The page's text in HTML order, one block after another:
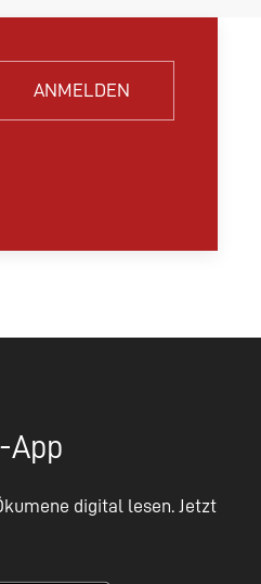
ANMELDEN
App
digital lesen. Jetzt